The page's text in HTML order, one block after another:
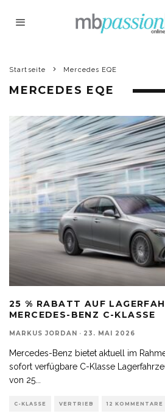
Startseite Mercedes EQE
MERCEDES EQE
25 % RABATT AUF
MERCEDES-BENZ C-KLASSE
MARKUS JORDAN · 23. MAI 2026
Mercedes-Benz bietet aktuell im
sofort verfügbare C-Klasse
von 25
C-KLASSE VERTRIEB 12 KOMMENTARE